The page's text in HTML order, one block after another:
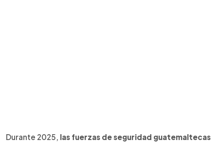
Durante 2025, las fuerzas de seguridad guatemaltecas